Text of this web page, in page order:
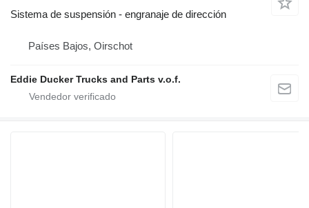
Sistema de suspensión - engranaje de dirección
Países Bajos, Oirschot
Eddie Ducker Trucks and Parts v.o.f.